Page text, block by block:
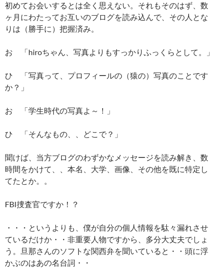
初めてお会いするとは全く思えない。それもそのはず、数
ヶ月にわたってお互いのブログを読み込んで、その人とな
りは（勝手に）把握済み。
お 「hiroちゃん、写真よりもすっかりふっくらとして。」
ひ 「写真って、プロフィールの（猿の）写真のことです
か？」
お 「学生時代の写真よ～！」
ひ 「そんなもの、、どこで？」
聞けば、当方ブログのわずかなメッセージを読み解き、数
時間をかけて、、本名、大学、画像、その他を既に特定し
てたとか。。
FBI捜査官ですか！？
・・・というよりも、僕が自分の個人情報を駄々漏れさせ
ているだけか・・非重要人物ですから、多分大丈夫でしょ
う。旦那さんのソフトな関西弁を聞いていると・・頭に浮
かぶのはあの名台詞・・